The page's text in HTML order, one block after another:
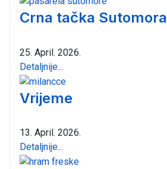
Crna tačka Sutomora
25. April. 2026.
Detaljnije...
Vrijeme
13. April. 2026.
Detaljnije...